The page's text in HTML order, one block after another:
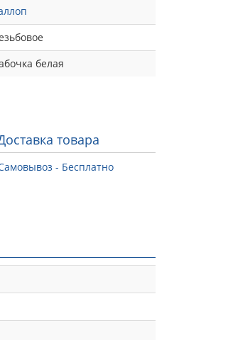
белая
товара
- Бесплатно